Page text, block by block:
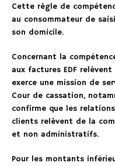
Cette règle de
au consommateur de
son domicile.
Concernant la
aux factures EDF relèvent
exerce une mission de
Cour de cassation,
confirme que les
clients relèvent de la
et non administratifs.
Pour les montants